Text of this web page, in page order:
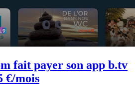
fait payer son app b.tv
€/mois